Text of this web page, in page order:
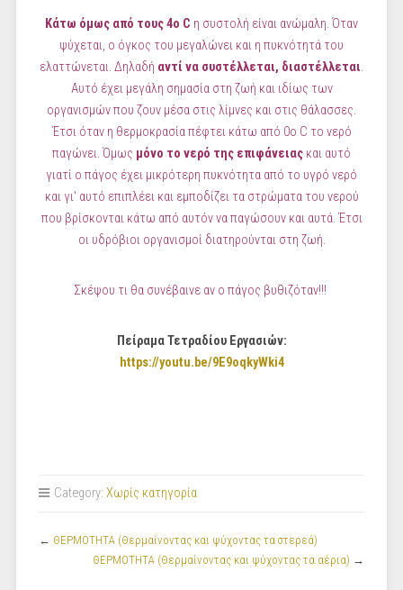
Κάτω όμως από τους 4ο C η συστολή είναι ανώμαλη. Όταν
ψύχεται, ο όγκος του μεγαλώνει και η πυκνότητά του
ελαττώνεται. Δηλαδή αντί να συστέλλεται, διαστέλλεται.
Αυτό έχει μεγάλη σημασία στη ζωή και ιδίως των
οργανισμών που ζουν μέσα στις λίμνες και στις θάλασσες.
Έτσι όταν η θερμοκρασία πέφτει κάτω από 0ο C το νερό
παγώνει. Όμως μόνο το νερό της επιφάνειας και αυτό
γιατί ο πάγος έχει μικρότερη πυκνότητα από το υγρό νερό
και γι' αυτό επιπλέει και εμποδίζει τα στρώματα του νερού
που βρίσκονται κάτω από αυτόν να παγώσουν και αυτά. Έτσι
οι υδρόβιοι οργανισμοί διατηρούνται στη ζωή.
Σκέψου τι θα συνέβαινε αν ο πάγος βυθιζόταν!!!
Πείραμα Τετραδίου Εργασιών:
https://youtu.be/9E9oqkyWki4
Category: Χωρίς κατηγορία
← ΘΕΡΜΟΤΗΤΑ (Θερμαίνοντας και ψύχοντας τα στερεά)
ΘΕΡΜΟΤΗΤΑ (Θερμαίνοντας και ψύχοντας τα αέρια) →